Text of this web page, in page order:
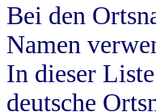
Bei den
Namen
In dieser
deutsche